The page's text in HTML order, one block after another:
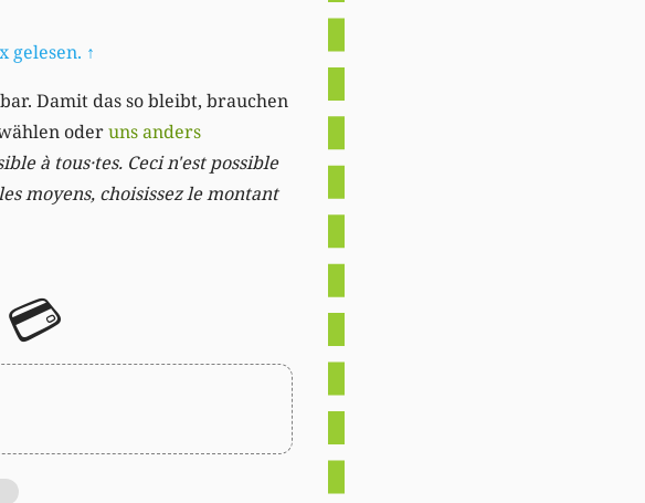
gelesen. ↑
Damit das so bleibt, brauchen
oderuns anders
à tous·tes. Ceci n'est possible
moyens, choisissez le montant
💳